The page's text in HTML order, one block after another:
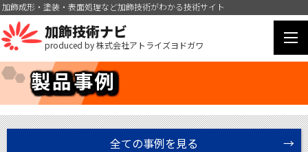
加飾成形・塗装・表面処理など加飾技術がわかる技術サイト
加飾技術ナビ
produced by 株式会社アトライズヨドガワ
製品事例
全ての事例を見る